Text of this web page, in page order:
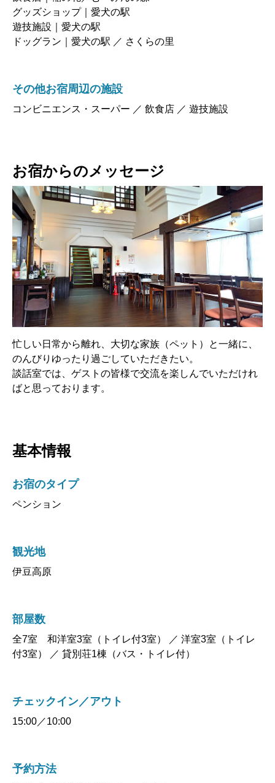
グッズショップ｜愛犬の駅
遊技施設｜愛犬の駅
ドッグラン｜愛犬の駅 ／ さくらの里
その他お宿周辺の施設
コンビニエンス・スーパー ／ 飲食店 ／ 遊技施設
お宿からのメッセージ
忙しい日常から離れ、大切な家族（ペット）と一緒に、
のんびりゆったり過ごしていただきたい。
談話室では、ゲストの皆様で交流を楽しんでいただけれ
ばと思っております。
基本情報
お宿のタイプ
ペンション
観光地
伊豆高原
部屋数
全7室 和洋室3室（トイレ付3室） ／ 洋室3室（トイレ
付3室） ／ 貸別荘1棟（バス・トイレ付）
チェックイン／アウト
15:00／10:00
予約方法